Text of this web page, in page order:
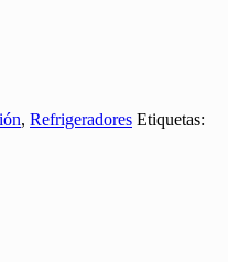
, Refrigeradores Etiquetas: